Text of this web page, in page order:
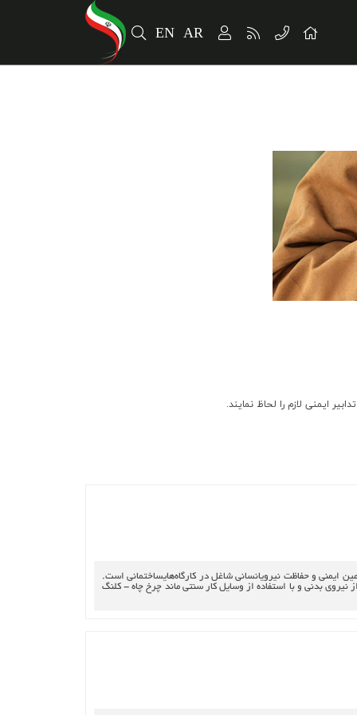
AR
EN
ايمني لازم را لحاظ نمايند.
فصل اول – هدف، دامنه شمول و تعاريف الف – هدف: هدف از تدوين اين آيين‎نامه پيشگيري از حوادث منجر به‎صدمات و خسارات‎جاني‎و مالي در عمليات‎ساختماني و تامين ايمني و حفاظت نيروي‎انساني شاغل در كارگاه‌هاي‎ساختماني است.
هستند كه‌ با استعانت‌ از نيروي‌ بدني‌ و با استفاده‌ از وسايل‌ كار سنتي‌ ماند چرخ‌ چاه‌ - كلنگ‌